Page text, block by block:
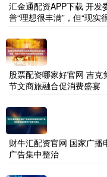
汇金通配资APP下载 开发
普“理想很丰满”，但“现实
股票配资哪家好官网 吉
节文商旅融合促消费盛宴
财牛汇配资官网 国家广
广告集中整治